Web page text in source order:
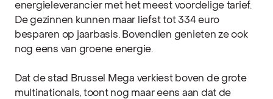
energieleverancier met het meest voordelige tarief.
De gezinnen kunnen maar liefst tot 334 euro
besparen op jaarbasis. Bovendien genieten ze ook
nog eens van groene energie.
Dat de stad Brussel Mega verkiest boven de grote
multinationals, toont nog maar eens aan dat de